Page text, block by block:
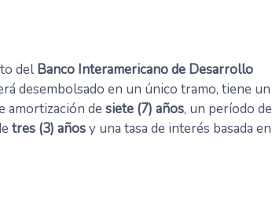
delBanco Interamericano de Desarrollo
desembolsado en un único tramo, tiene un
amortización de siete (7) años, un período de
tres (3) añosy una tasa de interés basada en